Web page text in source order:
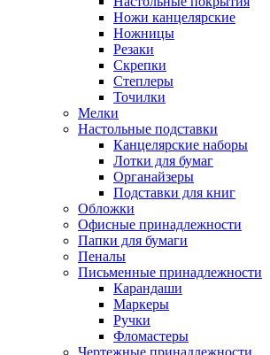
Ножи канцелярские
Ножницы
Резаки
Скрепки
Степлеры
Точилки
Мелки
Настольные подставки
Канцелярские наборы
Лотки для бумаг
Органайзеры
Подставки для книг
Обложки
Офисные принадлежности
Папки для бумаги
Пеналы
Письменные принадлежности
Карандаши
Маркеры
Ручки
Фломастеры
Чертежные принадлежности